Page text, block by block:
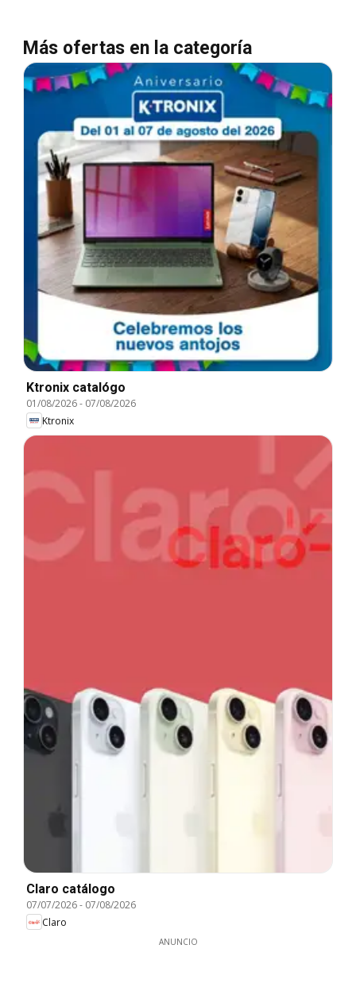
Más ofertas en la categoría
Ktronix catalógo
01/08/2026- 07/08/2026
Ktronix
Claro catálogo
07/07/2026- 07/08/2026
Claro
ANUNCIO